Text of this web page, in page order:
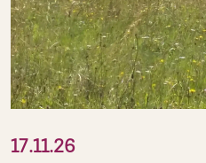
e
:
17.11.26